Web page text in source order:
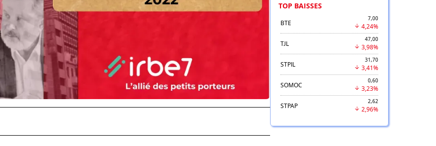
TOP BAISSES
BTE
7,00
4,24%
TJL
47,00
3,98%
STPIL
31,70
3,41%
SOMOC
0,60
3,23%
STPAP
2,62
2,96%